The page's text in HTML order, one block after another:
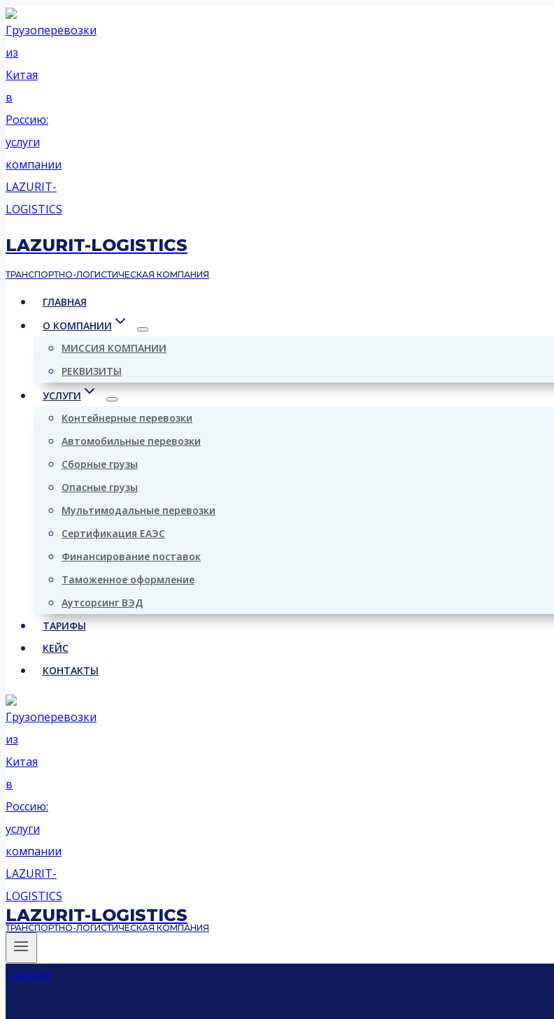
Перейти
к
содержимому
LAZURIT-LOGISTICS
ТРАНСПОРТНО-ЛОГИСТИЧЕСКАЯ КОМПАНИЯ
ГЛАВНАЯ
О КОМПАНИИ
МИССИЯ КОМПАНИИ
РЕКВИЗИТЫ
УСЛУГИ
Контейнерные перевозки
Автомобильные перевозки
Сборные грузы
Опасные грузы
Мультимодальные перевозки
Сертификация ЕАЭС
Финансирование поставок
Таможенное оформление
Аутсорсинг ВЭД
ТАРИФЫ
КЕЙС
КОНТАКТЫ
LAZURIT-LOGISTICS
ТРАНСПОРТНО-ЛОГИСТИЧЕСКАЯ КОМПАНИЯ
Главная